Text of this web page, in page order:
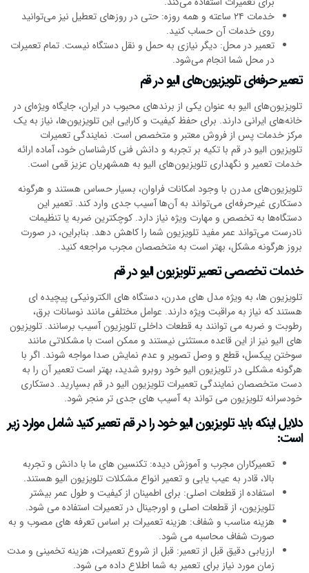
خدمات ۲۴ ساعته و همه روزه: حتی در روزهای تعطیل نیز می‌توانید
روی خدمات آن حساب کنید.
تعمیر در محل: دیگر نیازی به حمل و نقل دستگاه نیست. تمام تعمیرات
در محل شما انجام می‌شود.
تعمیر حرفه‌ای تلویزیون‌های الیو در قم
تلویزیون‌های الیو به عنوان یکی از برندهای محبوب در ایران، جایگاه ویژه‌ای در
خانه‌های ایرانی دارند. برای حفظ کیفیت و کارایی این تلویزیون‌ها، نیاز به یک
مرکز خدمات پس از فروش معتبر و متخصص است. نمایندگی تعمیرات
تلویزیون الیو در قم با تکیه بر تجربه و دانش فنی کارشناسان خود، آماده ارائه
خدمات تعمیر و نگهداری تلویزیون‌های الیو به همشهریان عزیز قمی است.
تلویزیون‌های مدرن با وجود امکانات فراوان، بسیار حساس هستند و هرگونه
دستکاری غیرحرفه‌ای می‌تواند به آن‌ها آسیب جدی وارد کند. تعمیر این
دستگاه‌ها به تخصص و مهارت ویژه نیاز دارد. کوچکترین ضربه یا تنظیمات
نادرست می‌تواند عمر مفید تلویزیون شما را کاهش دهد. بنابراین، در صورت
بروز هرگونه مشکل، بهتر است به متخصصان مجرب مراجعه کنید.
خدمات تخصصی تعمیر تلویزیون الیو در قم
تلویزیون ها، به ویژه مدل های مدرن، دستگاه های الکترونیکی پیچیده ای
هستند که نیاز به مراقبت ویژه دارند. عوامل مختلفی مانند نوسانات برق،
رطوبت و ضربه می توانند به قطعات داخلی تلویزیون آسیب برسانند. تلویزیون
های الیو نیز از این قاعده مستثنی نیستند و ممکن است با مشکلاتی مانند
سوختن پیکسل، قطع و وصل تصویر و عدم نمایش صدا مواجه شوند. اگر با
هرگونه مشکلی در تلویزیون الیو خود روبرو شدید، بهتر است تعمیر آن را به
دست متخصصان نمایندگی تعمیرات تلویزیون الیو در قم بسپارید. دستکاری
خودسرانه تلویزیون می تواند به آسیب های جدی تر منجر شود.
دلایل اینکه باید تلویزیون الیو خود را در قم تعمیر کنید شامل موارد زیر
است‌:
تعمیرکاران مجرب و آموزش دیده: تکنسین های ما با دانش و تجربه
بالا، قادر به عیب یابی و تعمیر انواع مشکلات تلویزیون الیو هستند.
استفاده از قطعات اصلی: برای اطمینان از کیفیت و طول عمر بیشتر
تلویزیون، از قطعات اصلی و اورجینال در تعمیرات استفاده می شود.
هزینه مناسب و شفاف: هزینه تعمیرات بر اساس تعرفه های مصوب و به
صورت شفاف محاسبه می شود.
ارزیابی دقیق قبل از تعمیر: قبل از شروع تعمیرات، هزینه تخمینی و مدت
زمان مورد نیاز برای تعمیر به شما اطلاع داده می شود.